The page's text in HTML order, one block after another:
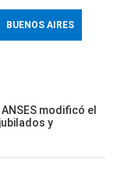
BUENOS AIRES
modificó el
y